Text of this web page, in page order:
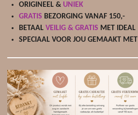
ORIGINEEL & UNIEK
GRATIS BEZORGING VANAF 150,-
BETAAL VEILIG & GRATIS MET IDEAL
SPECIAAL VOOR JOU GEMAAKT MET